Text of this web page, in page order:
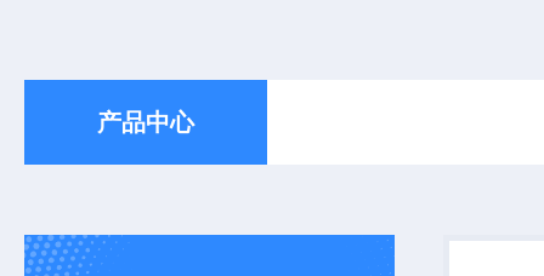
产品中心